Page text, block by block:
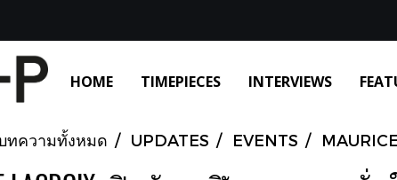
HOME TIMEPIECES INTERVIEWS
ทความทั้งหมด UPDATES EVENTS